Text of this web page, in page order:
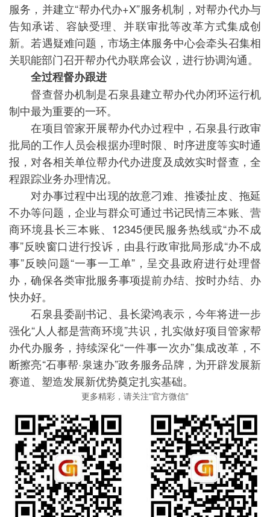
服务，并建立“帮办代办+X”服务机制，对帮办代办与
告知承诺、容缺受理、并联审批等改革方式集成创
新。若遇疑难问题，市场主体服务中心会牵头召集相
关职能部门召开帮办代办联席会议，进行协调沟通。
全过程督办跟进
督查督办机制是石泉县建立帮办代办闭环运行机
制中最为重要的一环。
在项目管家开展帮办代办过程中，石泉县行政审
批局的工作人员会根据办理时限、时序进度等实时通
报，对各相关单位帮办代办进度及成效实时督查，全
程跟踪业务办理情况。
对办事过程中出现的故意刁难、推诿扯皮、拖延
不办等问题，企业与群众可通过书记民情三本账、营
商环境县长三本账、12345便民服务热线或“办不成
事”反映窗口进行投诉，由县行政审批局形成“办不成
事”反映问题“一事一工单”，呈交县政府进行处理督
办，确保各类审批服务事项提前办结、按时办结、办
快办好。
石泉县委副书记、县长梁鸿表示，今年将进一步
强化“人人都是营商环境”共识，扎实做好项目管家帮
办代办服务，持续深化“一件事一次办”集成改革，不
断擦亮“石事帮·泉速办”政务服务品牌，为开辟发展新
赛道、塑造发展新优势奠定扎实基础。
更多精彩，请关注“官方微信”